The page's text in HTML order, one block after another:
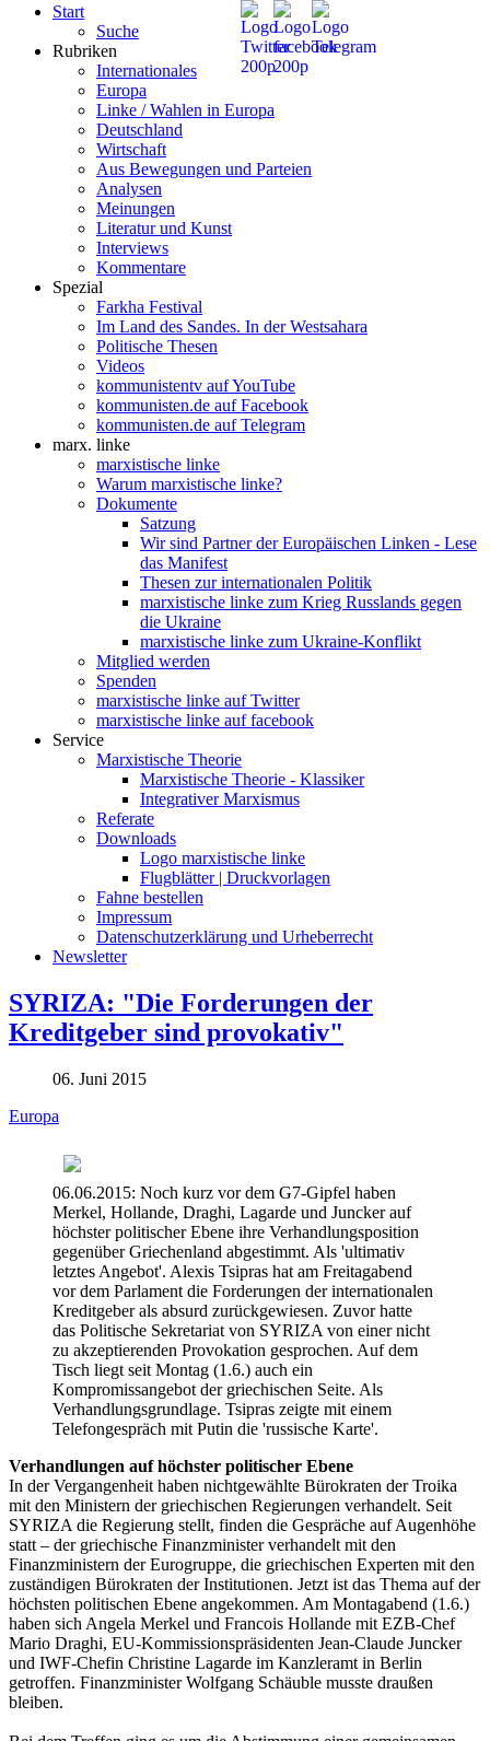
Start
Suche
Rubriken
Internationales
Europa
Linke / Wahlen in Europa
Deutschland
Wirtschaft
Aus Bewegungen und Parteien
Analysen
Meinungen
Literatur und Kunst
Interviews
Kommentare
Spezial
Farkha Festival
Im Land des Sandes. In der Westsahara
Politische Thesen
Videos
kommunistentv auf YouTube
kommunisten.de auf Facebook
kommunisten.de auf Telegram
marx. linke
marxistische linke
Warum marxistische linke?
Dokumente
Satzung
Wir sind Partner der Europäischen Linken - Lese
das Manifest
Thesen zur internationalen Politik
marxistische linke zum Krieg Russlands gegen
die Ukraine
marxistische linke zum Ukraine-Konflikt
Mitglied werden
Spenden
marxistische linke auf Twitter
marxistische linke auf facebook
Service
Marxistische Theorie
Marxistische Theorie - Klassiker
Integrativer Marxismus
Referate
Downloads
Logo marxistische linke
Flugblätter | Druckvorlagen
Fahne bestellen
Impressum
Datenschutzerklärung und Urheberrecht
Newsletter
SYRIZA: "Die Forderungen der
Kreditgeber sind provokativ"
06. Juni 2015
Europa
06.06.2015: Noch kurz vor dem G7-Gipfel haben
Merkel, Hollande, Draghi, Lagarde und Juncker auf
höchster politischer Ebene ihre Verhandlungsposition
gegenüber Griechenland abgestimmt. Als 'ultimativ
letztes Angebot'. Alexis Tsipras hat am Freitagabend
vor dem Parlament die Forderungen der internationalen
Kreditgeber als absurd zurückgewiesen. Zuvor hatte
das Politische Sekretariat von SYRIZA von einer nicht
zu akzeptierenden Provokation gesprochen. Auf dem
Tisch liegt seit Montag (1.6.) auch ein
Kompromissangebot der griechischen Seite. Als
Verhandlungsgrundlage. Tsipras zeigte mit einem
Telefongespräch mit Putin die 'russische Karte'.
Verhandlungen auf höchster politischer Ebene
In der Vergangenheit haben nichtgewählte Bürokraten der Troika
mit den Ministern der griechischen Regierungen verhandelt. Seit
SYRIZA die Regierung stellt, finden die Gespräche auf Augenhöhe
statt – der griechische Finanzminister verhandelt mit den
Finanzministern der Eurogruppe, die griechischen Experten mit den
zuständigen Bürokraten der Institutionen. Jetzt ist das Thema auf der
höchsten politischen Ebene angekommen. Am Montagabend (1.6.)
haben sich Angela Merkel und Francois Hollande mit EZB-Chef
Mario Draghi, EU-Kommissionspräsidenten Jean-Claude Juncker
und IWF-Chefin Christine Lagarde im Kanzleramt in Berlin
getroffen. Finanzminister Wolfgang Schäuble musste draußen
bleiben.